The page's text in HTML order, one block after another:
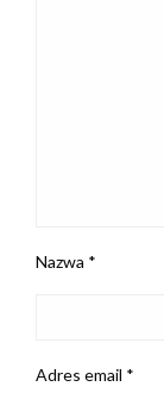
Nazwa *
Adres email *